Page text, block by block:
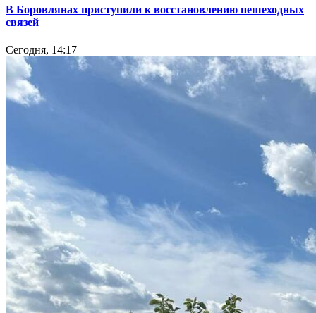
В Боровлянах приступили к восстановлению пешеходных
связей
Сегодня, 14:17